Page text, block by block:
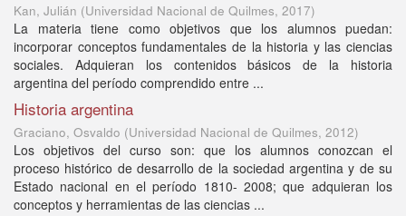
Kan, Julián (Universidad Nacional de Quilmes, 2017)
La materia tiene como objetivos que los alumnos puedan:
incorporar conceptos fundamentales de la historia y las ciencias
sociales. Adquieran los contenidos básicos de la historia
argentina del período comprendido entre ...
Historia argentina
Graciano, Osvaldo (Universidad Nacional de Quilmes, 2012)
Los objetivos del curso son: que los alumnos conozcan el
proceso histórico de desarrollo de la sociedad argentina y de su
Estado nacional en el período 1810- 2008; que adquieran los
conceptos y herramientas de las ciencias ...